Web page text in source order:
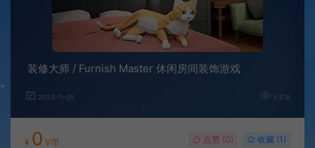
装修大师 / Furnish Master 休闲房间装饰游戏
2024-11-05 5,518
¥ 0 V币 点赞 (0) 收藏 (1)